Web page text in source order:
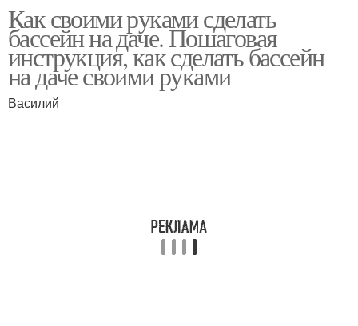
Бассейн для дачи Каркасный бассейн
Стационарные
Как своими руками сделать
бассейн на даче. Пошаговая
инструкция, как сделать бассейн
на даче своими руками
Василий